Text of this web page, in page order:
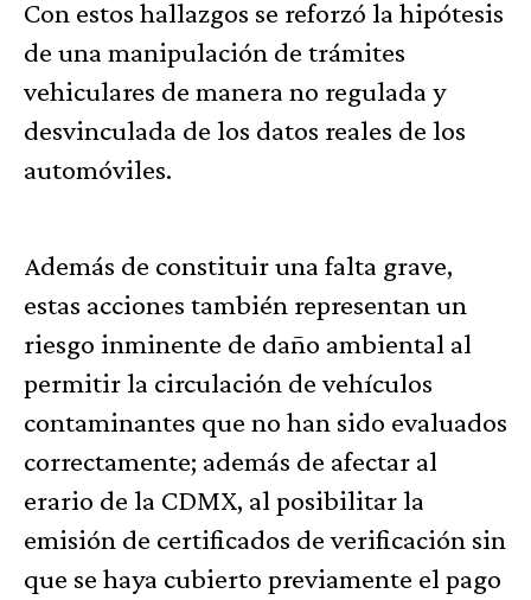
Con estos hallazgos se reforzó la hipótesis
de una manipulación de trámites
vehiculares de manera no regulada y
desvinculada de los datos reales de los
automóviles.
Además de constituir una falta grave,
estas acciones también representan un
riesgo inminente de daño ambiental al
permitir la circulación de vehículos
contaminantes que no han sido evaluados
correctamente; además de afectar al
erario de la CDMX, al posibilitar la
emisión de certificados de verificación sin
que se haya cubierto previamente el pago